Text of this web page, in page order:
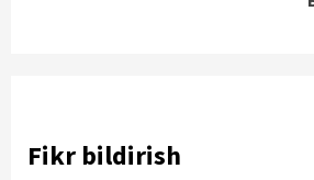
Fikr bildirish